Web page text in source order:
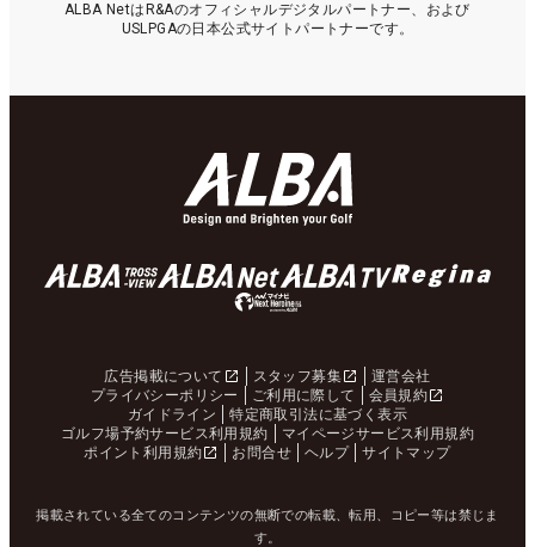
ALBA NetはR&Aのオフィシャルデジタルパートナー、および
USLPGAの日本公式サイトパートナーです。
広告掲載について スタッフ募集
運営会社
プライバシーポリシー
ご利用に際して
会員規約
ガイドライン
特定商取引法に基づく表示
ゴルフ場予約サービス利用規約
マイページサービス利用規約
ポイント利用規約
お問合せ ヘルプ サイトマップ
掲載されている全てのコンテンツの無断での転載、転用、コピー等は禁じま
す。